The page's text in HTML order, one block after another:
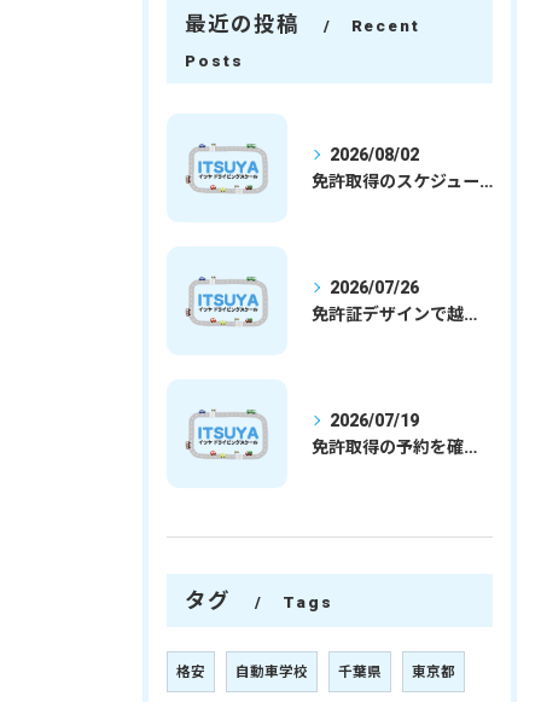
最近の投稿
Recent
Posts
2026/08/02
免許取得のスケジュールを徹底解説学生社会人の通学合宿別プランで最短取得のコツ
2026/07/26
免許証デザインで越谷市愛を表現する埼玉県さいたま市越谷市の免許取得完全ガイド
2026/07/19
免許取得の予約を確実に取るための最新ガイドと一発試験合格の実践法
タグ Tags
格安 自動車学校 千葉県 東京都